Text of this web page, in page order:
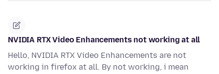
NVIDIA RTX Video Enhancements not working at all
Hello, NVIDIA RTX Video Enhancements are not
working in firefox at all. By not working, i mean